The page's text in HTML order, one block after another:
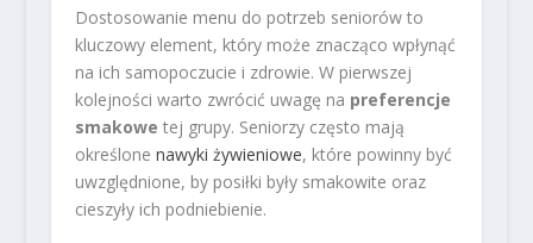
Dostosowanie menu do potrzeb seniorów to
kluczowy element, który może znacząco wpłynąć
na ich samopoczucie i zdrowie. W pierwszej
kolejności warto zwrócić uwagę na preferencje
smakowe tej grupy. Seniorzy często mają
określone nawyki żywieniowe, które powinny być
uwzględnione, by posiłki były smakowite oraz
cieszyły ich podniebienie.